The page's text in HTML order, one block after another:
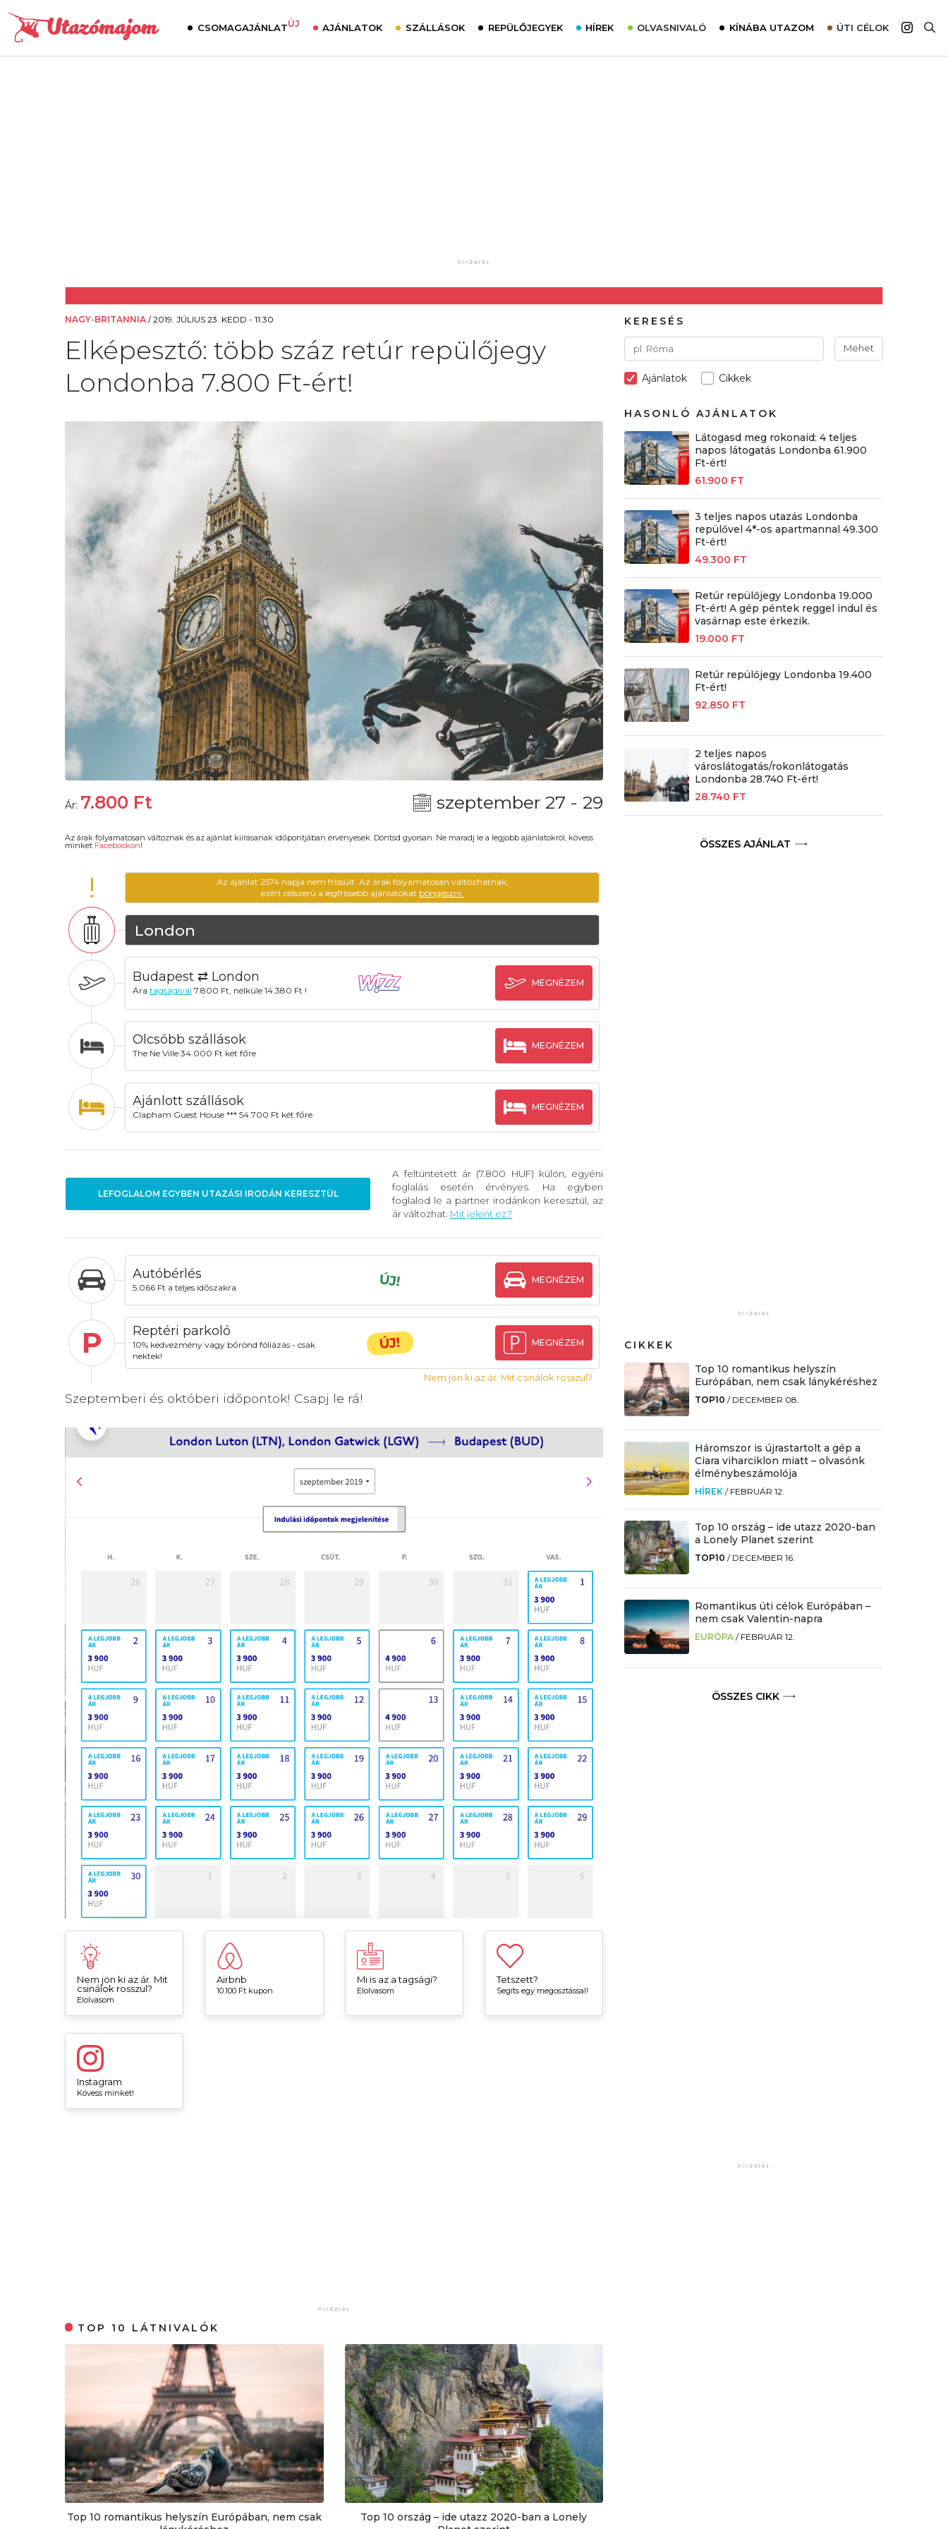
CSOMAGAJÁNLATÚJ AJÁNLATOK SZÁLLÁSOK REPÜLŐJEGYEK HÍREK OLVASNIVALÓ KÍNÁBA UTAZOM ÚTI CÉLOK
NAGY-BRITANNIA /2019. JÚLIUS 23. KEDD - 11:30
Elképesztő: több száz retúr repülőjegy
Londonba 7.800 Ft-ért!
Ár: 7.800 Ft szeptember 27 - 29
Az árak folyamatosan változnak és az ajánlat kiírásanak időpontjában érvényesek. Döntsd gyorsan. Ne maradj le a legjobb ajánlatokról, kövess
minket Facebookon!
!
Az ajánlat 2574 napja nem frissült. Az árak folyamatosan változhatnak,
ezért célszerű a legfrissebb ajánlatokat böngészni.
London
Budapest ⇄ London
Ára tagságival 7.800 Ft, nélküle 14.380 Ft !
MEGNÉZEM
Olcsóbb szállások
The Ne Ville 34.000 Ft két főre
MEGNÉZEM
Ajánlott szállások
Clapham Guest House *** 54.700 Ft két főre
MEGNÉZEM
LEFOGLALOM EGYBEN UTAZÁSI IRODÁN KERESZTÜL
A feltüntetett ár (7.800 HUF) külön, egyéni
foglalás esetén érvényes. Ha egyben
foglalod le a partner irodánkon keresztül, az
ár változhat. Mit jelent ez?
Autóbérlés
5.066 Ft a teljes időszakra ÚJ! MEGNÉZEM
P Reptéri parkoló
10% kedvezmény vagy bőrönd fóliázás - csak
nektek!
ÚJ! MEGNÉZEM
Nem jön ki az ár. Mit csinálok rosszul?
Szeptemberi és októberi időpontok! Csapj le rá!
Nem jön ki az ár. Mit
csinálok rosszul?
Elolvasom
Airbnb
10.100 Ft kupon
Mi is az a tagsági?
Elolvasom
Tetszett?
Segíts egy megosztással!
Instagram
Kövess minket!
TOP 10 LÁTNIVALÓK
Top 10 romantikus helyszín Európában, nem csak
Top 10 ország – ide utazz 2020-ban a Lonely
KERESÉS
Mehet
Ajánlatok Cikkek
HASONLÓ AJÁNLATOK
Látogasd meg rokonaid: 4 teljes
napos látogatás Londonba 61.900
Ft-ért!
61.900 FT
3 teljes napos utazás Londonba
repülővel 4*-os apartmannal 49.300
Ft-ért!
49.300 FT
Retúr repülőjegy Londonba 19.000
Ft-ért! A gép péntek reggel indul és
vasárnap este érkezik.
19.000 FT
Retúr repülőjegy Londonba 19.400
Ft-ért!
92.850 FT
2 teljes napos
városlátogatás/rokonlátogatás
Londonba 28.740 Ft-ért!
28.740 FT
ÖSSZES AJÁNLAT
CIKKEK
Top 10 romantikus helyszín
Európában, nem csak lánykéréshez
TOP10 / DECEMBER 08.
Háromszor is újrastartolt a gép a
Ciara viharciklon miatt – olvasónk
élménybeszámolója
HÍREK / FEBRUÁR 12.
Top 10 ország – ide utazz 2020-ban
a Lonely Planet szerint
TOP10 / DECEMBER 16.
Romantikus úti célok Európában –
nem csak Valentin-napra
EURÓPA / FEBRUÁR 12.
ÖSSZES CIKK